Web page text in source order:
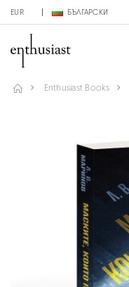
EUR БЪЛГАРСКИ
Enthusiast Books